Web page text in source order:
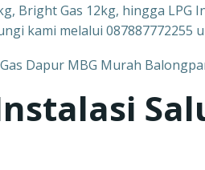
Bright Gas 12kg, hingga
kami melalui 087887772255